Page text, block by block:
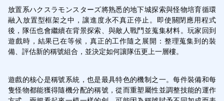
放置系ハクスラモンスターズ將熟悉的地下城探索與怪物培育循環
融入放置型框架之中，讓進度永不真正停止。即使關閉應用程式
後，隊伍也會繼續在背景探索、與敵人戰鬥並蒐集材料。玩家回到
遊戲時，結果已在等候，真正的工作隨之展開：整理蒐集到的裝
備、評估新的稱號組合，並決定如何讓隊伍更上一層樓。
遊戲的核心是稱號系統，也是最具特色的機制之一。每件裝備和每
隻怪物都能獲得隨機分配的稱號，從而重塑屬性並調整技能的運作